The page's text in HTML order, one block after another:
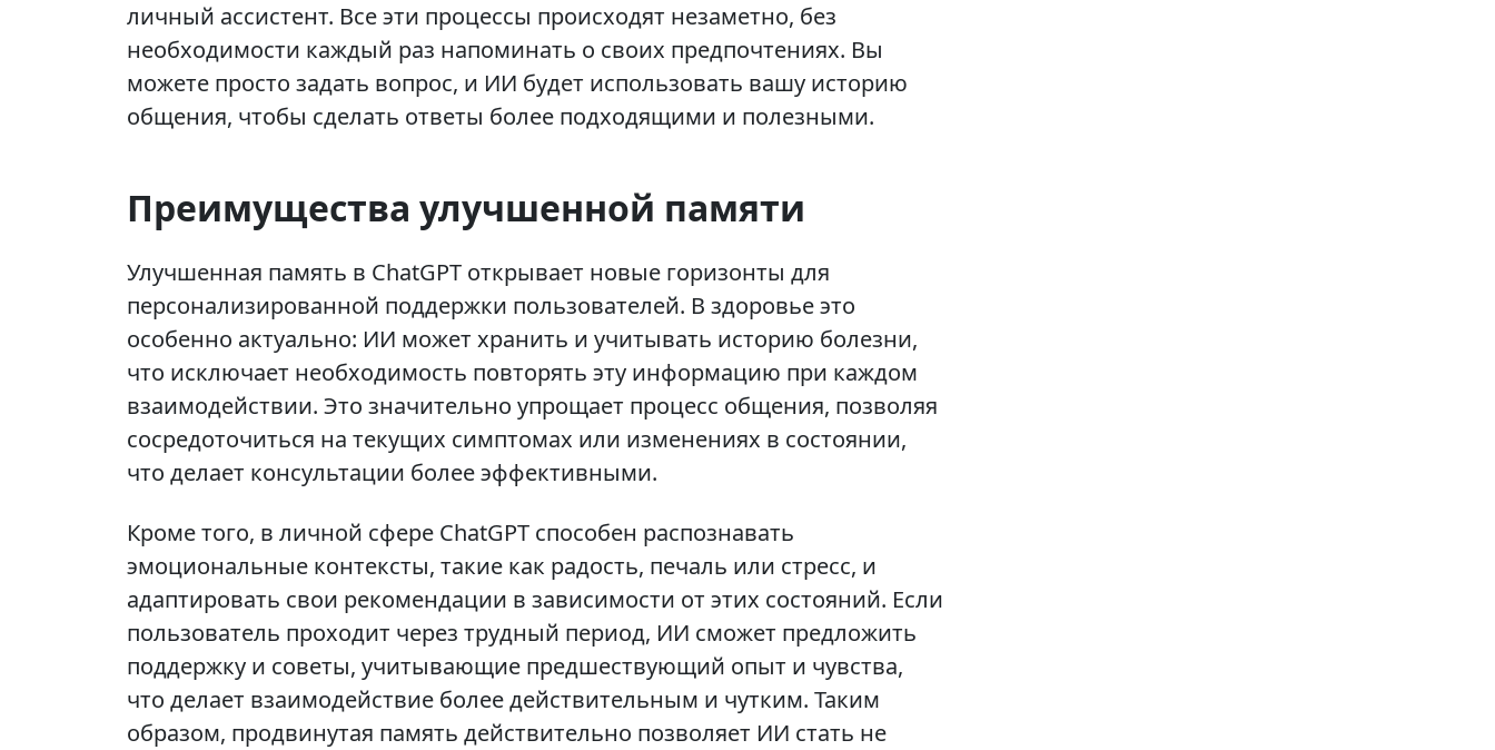
личный ассистент. Все эти процессы происходят незаметно, без
необходимости каждый раз напоминать о своих предпочтениях. Вы
можете просто задать вопрос, и ИИ будет использовать вашу историю
общения, чтобы сделать ответы более подходящими и полезными.
Преимущества улучшенной памяти
Улучшенная память в ChatGPT открывает новые горизонты для
персонализированной поддержки пользователей. В здоровье это
особенно актуально: ИИ может хранить и учитывать историю болезни,
что исключает необходимость повторять эту информацию при каждом
взаимодействии. Это значительно упрощает процесс общения, позволяя
сосредоточиться на текущих симптомах или изменениях в состоянии,
что делает консультации более эффективными.
Кроме того, в личной сфере ChatGPT способен распознавать
эмоциональные контексты, такие как радость, печаль или стресс, и
адаптировать свои рекомендации в зависимости от этих состояний. Если
пользователь проходит через трудный период, ИИ сможет предложить
поддержку и советы, учитывающие предшествующий опыт и чувства,
что делает взаимодействие более действительным и чутким. Таким
образом, продвинутая память действительно позволяет ИИ стать не